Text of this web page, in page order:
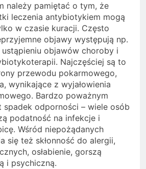
należy pamiętać o tym, że
leczenia antybiotykiem mogą
w czasie kuracji. Często
objawy występują np.
objawów choroby i
Najczęściej są to
przewodu pokarmowego,
wynikające z wyjałowienia
Bardzo poważnym
spadek odporności – wiele osób
podatność na infekcje i
Wśród niepożądanych
się też skłonność do alergii,
osłabienie, gorszą
i psychiczną.